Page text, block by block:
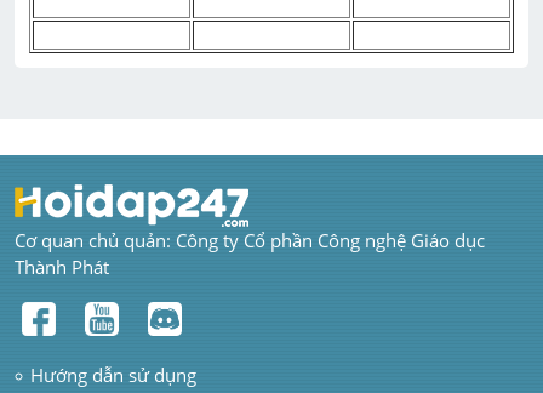
Cơ quan chủ quản: Công ty Cổ phần Công nghệ Giáo dục
Thành Phát
Hướng dẫn sử dụng